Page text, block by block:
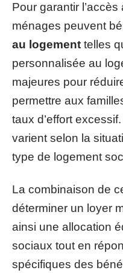
Pour garantir
ménages peuvent
au logement telles
personnalisée au
majeures pour
permettre aux
taux d’effort
varient selon la
type de logement
La combinaison de
déterminer un loyer
ainsi une allocation
sociaux tout en
spécifiques des